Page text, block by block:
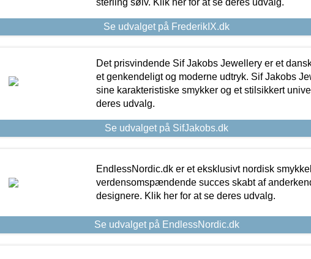
Se udvalget på FrederikIX.dk
Det prisvindende Sif Jakobs Jewellery er et
et genkendeligt og moderne udtryk. Sif Jakobs
sine karakteristiske smykker og et stilsikkert
deres udvalg.
Se udvalget på SifJakobs.dk
EndlessNordic.dk er et eksklusivt nordisk
verdensomspændende succes skabt af
designere. Klik her for at se deres udvalg.
Se udvalget på EndlessNordic.dk